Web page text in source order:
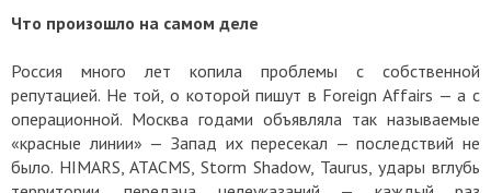
Что произошло на самом деле
Россия много лет копила проблемы с собственной
репутацией. Не той, о которой пишут в Foreign Affairs — а с
операционной. Москва годами объявляла так называемые
«красные линии» — Запад их пересекал — последствий не
было. HIMARS, ATACMS, Storm Shadow, Taurus, удары вглубь